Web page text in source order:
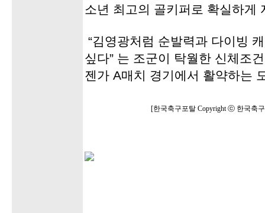
소년 최고의 골키퍼로 확실하게
“김영광처럼 순발력과 다이빙
싶다” 는 조군이 탁월한 신체조
젠가 A매치 경기에서 활약하는
[한국축구포탈 Copyright ⓒ 한국축